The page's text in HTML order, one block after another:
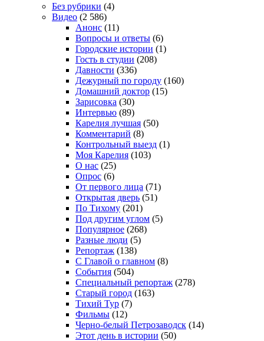
Без рубрики (4)
Видео (2 586)
Анонс (11)
Вопросы и ответы (6)
Городские истории (1)
Гость в студии (208)
Давности (336)
Дежурный по городу (160)
Домашний доктор (15)
Зарисовка (30)
Интервью (89)
Карелия лучшая (50)
Комментарий (8)
Контрольный выезд (1)
Моя Карелия (103)
О нас (25)
Опрос (6)
От первого лица (71)
Открытая дверь (51)
По Тихому (201)
Под другим углом (5)
Популярное (268)
Разные люди (5)
Репортаж (138)
С Главой о главном (8)
События (504)
Специальный репортаж (278)
Старый город (163)
Тихий Тур (7)
Фильмы (12)
Черно-белый Петрозаводск (14)
Этот день в истории (50)